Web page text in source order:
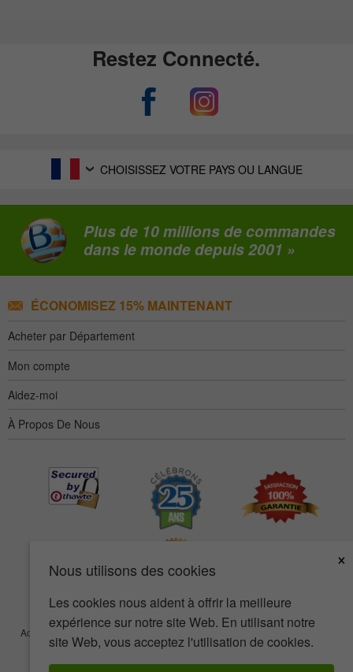
Nous utilisons des cookies
×
Les cookies nous aident à offrir la meilleure
expérience sur notre site Web. En utilisant notre
site Web, vous acceptez l'utilisation de cookies.
Restez Connecté.
CHOISISSEZ VOTRE PAYS OU LANGUE
Plus de 10 millions de commandes
dans le monde depuis 2001 »
ÉCONOMISEZ 15% MAINTENANT
Acheter par Département
Mon compte
Aidez-moi
À Propos De Nous
Accessibilité
© Copyright 2001-2026 BIOVEA. Tous droits réservés.